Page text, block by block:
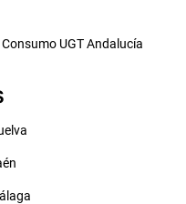
UGT Andalucía